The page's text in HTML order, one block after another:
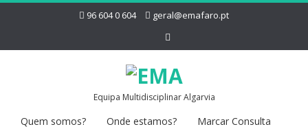
96 604 0 604 geral@emafaro.pt
Equipa Multidisciplinar Algarvia
Quem somos? Onde estamos?
Marcar Consulta